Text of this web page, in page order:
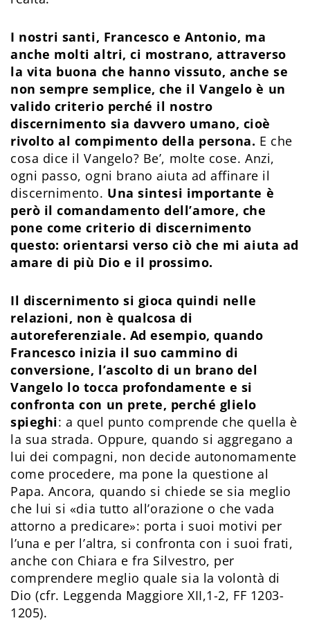
I nostri santi, Francesco e Antonio, ma
anche molti altri, ci mostrano, attraverso
la vita buona che hanno vissuto, anche se
non sempre semplice, che il Vangelo è un
valido criterio perché il nostro
discernimento sia davvero umano, cioè
rivolto al compimento della persona. E che
cosa dice il Vangelo? Be’, molte cose. Anzi,
ogni passo, ogni brano aiuta ad affinare il
discernimento. Una sintesi importante è
però il comandamento dell’amore, che
pone come criterio di discernimento
questo: orientarsi verso ciò che mi aiuta ad
amare di più Dio e il prossimo.
Il discernimento si gioca quindi nelle
relazioni, non è qualcosa di
autoreferenziale. Ad esempio, quando
Francesco inizia il suo cammino di
conversione, l’ascolto di un brano del
Vangelo lo tocca profondamente e si
confronta con un prete, perché glielo
spieghi: a quel punto comprende che quella è
la sua strada. Oppure, quando si aggregano a
lui dei compagni, non decide autonomamente
come procedere, ma pone la questione al
Papa. Ancora, quando si chiede se sia meglio
che lui si «dia tutto all’orazione o che vada
attorno a predicare»: porta i suoi motivi per
l’una e per l’altra, si confronta con i suoi frati,
anche con Chiara e fra Silvestro, per
comprendere meglio quale sia la volontà di
Dio (cfr. Leggenda Maggiore XII,1-2, FF 1203-
1205).